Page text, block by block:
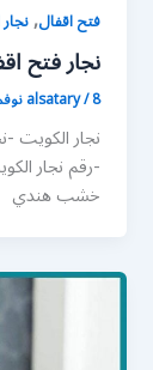
فتح اقفال,
نجار فتح
alsatary/8 نوفمبر، 2017
نجار الكويت
-رقم نجار
خشب هندي